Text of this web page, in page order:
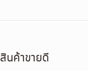
สินค้าขายดี